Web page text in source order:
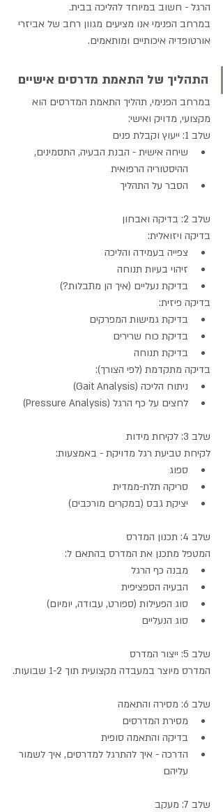
הרגל - חשוב במיוחד להליכה בבית.
במרחב הפנימי אנו מציעים מגוון רחב של אביזרי
אורטופדיה איכותיים ומותאמים.
התהליך של התאמת מדרסים אישיים
במרחב הפנימי, תהליך התאמת המדרסים הוא
מקצועי, מדויק ואישי:
שלב 1: ייעוץ וקבלת פנים
שיחה אישית - הבנת הבעיה, התסמינים,
ההיסטוריה הרפואית
הסבר על התהליך
שלב 2: בדיקה ואבחון
בדיקה ויזואלית:
צפייה בעמידה והליכה
זיהוי בעיות תנוחה
בדיקת נעליים (איך הן מתבלות?)
בדיקה פיזית:
בדיקת גמישות המפרקים
בדיקת כוח שרירים
בדיקת תנוחה
בדיקה מתקדמת (לפי הצורך):
ניתוח הליכה (Gait Analysis)
לחצים על כף הרגל (Pressure Analysis)
שלב 3: לקיחת מידות
לקיחת טביעת רגל מדויקת - באמצעות:
ספוג
סריקה תלת-ממדית
יציקת גבס (במקרים מורכבים)
שלב 4: תכנון המדרס
המטפל מתכנן את המדרס בהתאם ל:
מבנה כף הרגל
הבעיה הספציפית
סוג הפעילות (ספורט, עבודה, יומיום)
סוג הנעליים
שלב 5: ייצור המדרס
המדרס מיוצר במעבדה מקצועית תוך 1-2 שבועות.
שלב 6: מסירה והתאמה
מסירת המדרסים
בדיקה והתאמה סופית
הדרכה - איך להתרגל למדרסים, איך לשמור
עליהם
שלב 7: מעקב